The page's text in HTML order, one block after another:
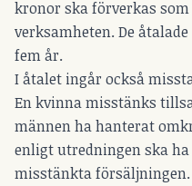
kronor ska förverkas
verksamheten. De
fem år.
I åtalet ingår också
En kvinna misstänks
männen ha hanterat
enligt utredningen ska
misstänkta försäljningen.